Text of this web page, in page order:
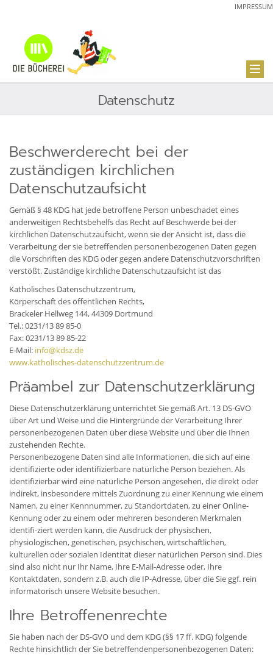
IMPRESSUM
Datenschutz
Beschwerderecht bei der
zuständigen kirchlichen
Datenschutzaufsicht
Gemäß § 48 KDG hat jede betroffene Person unbeschadet eines
anderweitigen Rechtsbehelfs das Recht auf Beschwerde bei der
kirchlichen Datenschutzaufsicht, wenn sie der Ansicht ist, dass die
Verarbeitung der sie betreffenden personenbezogenen Daten gegen
die Vorschriften des KDG oder gegen andere Datenschutzvorschriften
verstößt. Zuständige kirchliche Datenschutzaufsicht ist das
Katholisches Datenschutzzentrum,
Körperschaft des öffentlichen Rechts,
Brackeler Hellweg 144, 44309 Dortmund
Tel.: 0231/13 89 85-0
Fax: 0231/13 89 85-22
E-Mail: info@kdsz.de
www.katholisches-datenschutzzentrum.de
Präambel zur Datenschutzerklärung
Diese Datenschutzerklärung unterrichtet Sie gemäß Art. 13 DS-GVO
über Art und Weise und die Hintergründe der Verarbeitung Ihrer
personenbezogenen Daten über diese Website und über die Ihnen
zustehenden Rechte.
Personenbezogene Daten sind alle Informationen, die sich auf eine
identifizierte oder identifizierbare natürliche Person beziehen. Als
identifizierbar wird eine natürliche Person angesehen, die direkt oder
indirekt, insbesondere mittels Zuordnung zu einer Kennung wie einem
Namen, zu einer Kennnummer, zu Standortdaten, zu einer Online-
Kennung oder zu einem oder mehreren besonderen Merkmalen
identifi-ziert werden kann, die Ausdruck der physischen,
physiologischen, genetischen, psychischen, wirtschaftlichen,
kulturellen oder sozialen Identität dieser natürlichen Person sind. Dies
sind also nicht nur Ihr Name, Ihre E-Mail-Adresse oder‚ Ihre
Kontaktdaten, sondern z.B. auch die IP-Adresse, über die Sie ggf. rein
informatorisch unsere Website besuchen.
Ihre Betroffenenrechte
Sie haben nach der DS-GVO und dem KDG (§§ 17 ff. KDG) folgende
Rechte hinsichtlich der Sie betreffendenpersonenbezogenen Daten: